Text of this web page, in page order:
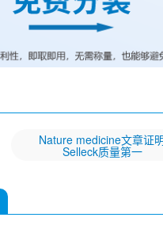
Nature medicine文章证
Selleck质量第一